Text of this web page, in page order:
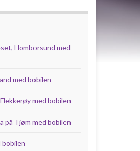
Homborsund med
med bobilen
med bobilen
Tjøm med bobilen
bobilen